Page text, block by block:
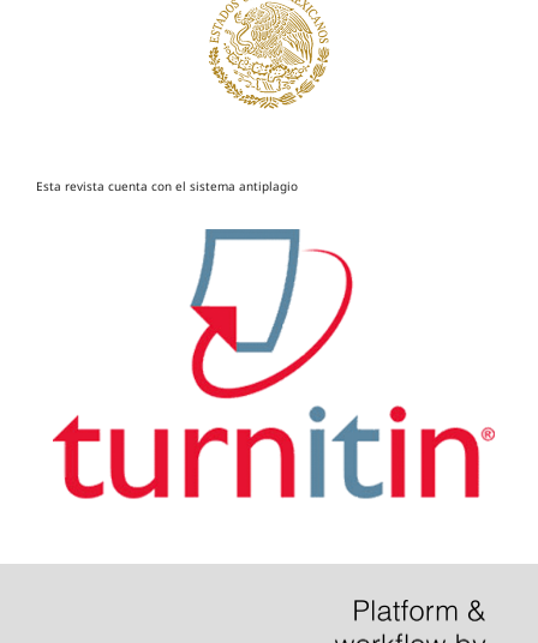
Esta revista cuenta con el sistema antiplagio